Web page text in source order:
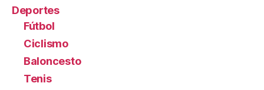
Deportes
Fútbol
Ciclismo
Baloncesto
Tenis